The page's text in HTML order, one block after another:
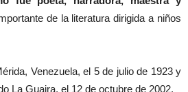
de la literatura dirigida a niños
Venezuela, el 5 de julio de 1923 y
La Guaira, el 12 de octubre de 2002.